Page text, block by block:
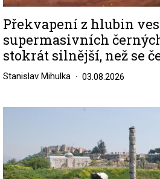
Překvapení z hlubin
supermasivních
stokrát silnější, než se
Stanislav Mihulka 03.08.2026